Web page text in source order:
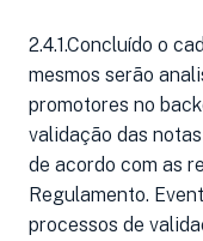
2.4.1.Concluído o
mesmos serão
promotores no
validação das
de acordo com as
Regulamento.
processos de